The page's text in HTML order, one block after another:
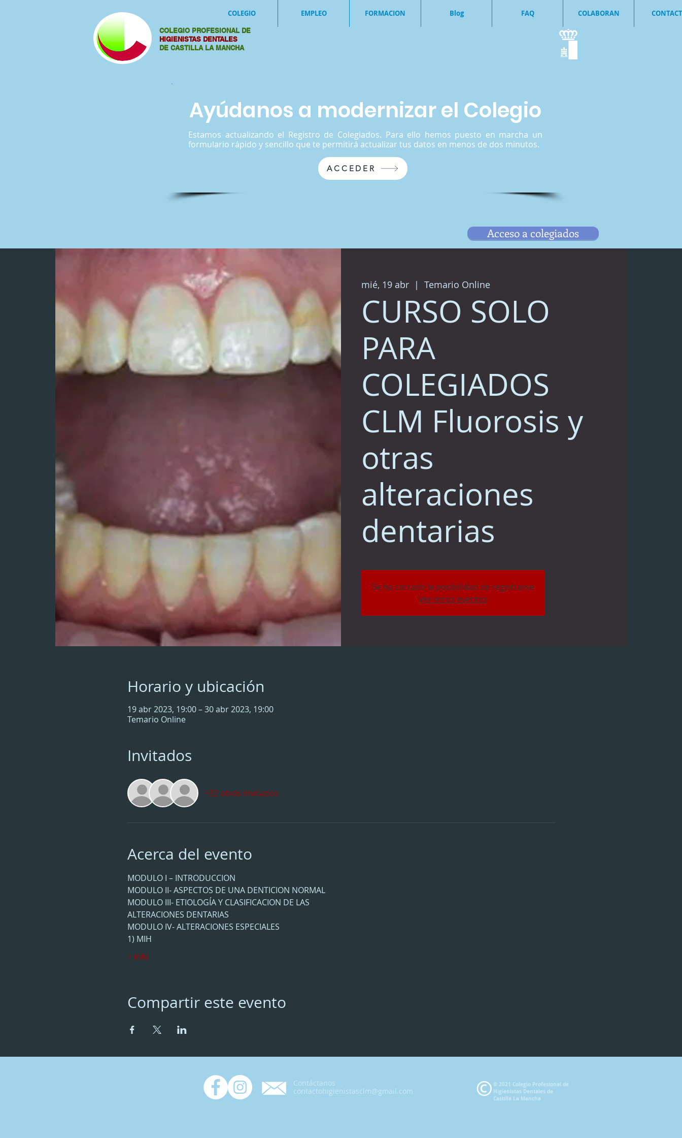
COLEGIO PROFESIONAL DE
HIGIENISTAS DENTALES
DE CASTILLA LA MANCHA
COLEGIO EMPLEO FORMACION Blog FAQ COLABORAN
Ayúdanos a modernizar el Colegio
Estamos actualizando el Registro de Colegiados. Para ello hemos puesto en marcha un
formulario rápido y sencillo que te permitirá actualizar tus datos en menos de dos minutos.
ACCEDER
Acceso a colegiados
mié, 19 abr
  |
Temario Online
CURSO SOLO
PARA
COLEGIADOS
CLM Fluorosis y
otras
alteraciones
dentarias
Se ha cerrado la posibilidad de registrarse
Ver otros eventos
Horario y ubicación
19 abr 2023, 19:00 – 30 abr 2023, 19:00
Temario Online
Invitados
+32 otros invitados
Acerca del evento
MODULO I – INTRODUCCION
MODULO II- ASPECTOS DE UNA DENTICION NORMAL
MODULO III- ETIOLOGÍA Y CLASIFICACION DE LAS
ALTERACIONES DENTARIAS
MODULO IV- ALTERACIONES ESPECIALES
1) MIH
+ Info
Compartir este evento
Contáctanos
contactohigienistasclm@gmail.com
© 2021 Colegio Profesional de
Higienistas Dentales de
Castilla La Mancha